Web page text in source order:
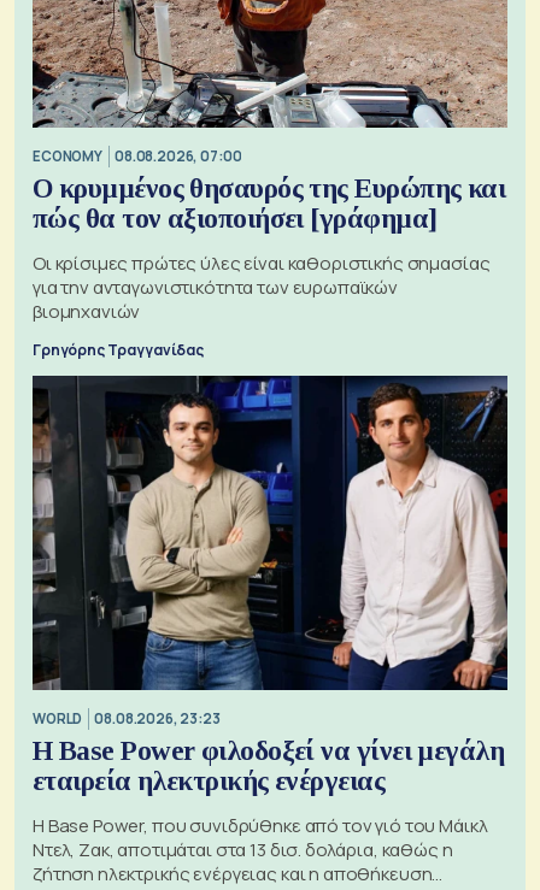
ECONOMY 08.08.2026, 07:00
Ο κρυμμένος θησαυρός της Ευρώπης και
πώς θα τον αξιοποιήσει [γράφημα]
Οι κρίσιμες πρώτες ύλες είναι καθοριστικής σημασίας
για την ανταγωνιστικότητα των ευρωπαϊκών
βιομηχανιών
Γρηγόρης Τραγγανίδας
WORLD 08.08.2026, 23:23
Η Base Power φιλοδοξεί να γίνει μεγάλη
εταιρεία ηλεκτρικής ενέργειας
Η Base Power, που συνιδρύθηκε από τον γιό του Μάικλ
Ντελ, Ζακ, αποτιμάται στα 13 δισ. δολάρια, καθώς η
ζήτηση ηλεκτρικής ενέργειας και η αποθήκευση